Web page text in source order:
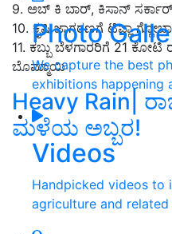
Photo
We capture the best
exhibitions happening
Videos
Handpicked videos to
agriculture and
9. ಅಬ್ ಕಿ ಬಾರ್, ಕಿಸಾನ್
10. ಕೃಷಿ ಜಾಗರಣಗೆ ಟಿಫ್ಲಾ
11. ಕಬ್ಬು ಬೆಳಗಾರರಿಗೆ 21 ಕೋಟಿ
ಬೊಮ್ಮಾಯಿ
Heavy Rain|
ಮಳೆಯ ಅಬ್ಬರ!